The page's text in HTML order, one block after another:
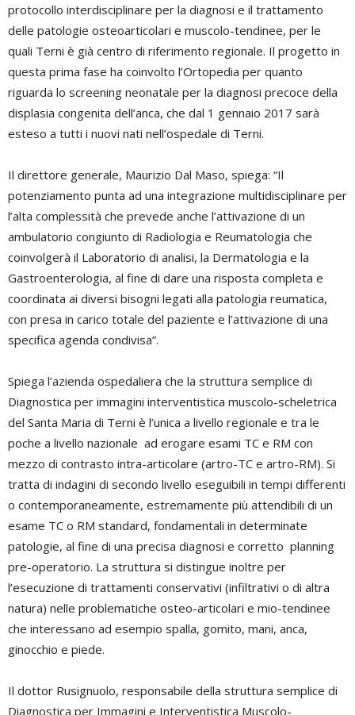
protocollo interdisciplinare per la diagnosi e il trattamento
delle patologie osteoarticolari e muscolo-tendinee, per le
quali Terni è già centro di riferimento regionale. Il progetto in
questa prima fase ha coinvolto l’Ortopedia per quanto
riguarda lo screening neonatale per la diagnosi precoce della
displasia congenita dell’anca, che dal 1 gennaio 2017 sarà
esteso a tutti i nuovi nati nell’ospedale di Terni.
Il direttore generale, Maurizio Dal Maso, spiega: “Il
potenziamento punta ad una integrazione multidisciplinare per
l’alta complessità che prevede anche l’attivazione di un
ambulatorio congiunto di Radiologia e Reumatologia che
coinvolgerà il Laboratorio di analisi, la Dermatologia e la
Gastroenterologia, al fine di dare una risposta completa e
coordinata ai diversi bisogni legati alla patologia reumatica,
con presa in carico totale del paziente e l’attivazione di una
specifica agenda condivisa”.
Spiega l’azienda ospedaliera che la struttura semplice di
Diagnostica per immagini interventistica muscolo-scheletrica
del Santa Maria di Terni è l’unica a livello regionale e tra le
poche a livello nazionale ad erogare esami TC e RM con
mezzo di contrasto intra-articolare (artro-TC e artro-RM). Si
tratta di indagini di secondo livello eseguibili in tempi differenti
o contemporaneamente, estremamente più attendibili di un
esame TC o RM standard, fondamentali in determinate
patologie, al fine di una precisa diagnosi e corretto planning
pre-operatorio. La struttura si distingue inoltre per
l’esecuzione di trattamenti conservativi (infiltrativi o di altra
natura) nelle problematiche osteo-articolari e mio-tendinee
che interessano ad esempio spalla, gomito, mani, anca,
ginocchio e piede.
Il dottor Rusignuolo, responsabile della struttura semplice di
Diagnostica per Immagini e Interventistica Muscolo-